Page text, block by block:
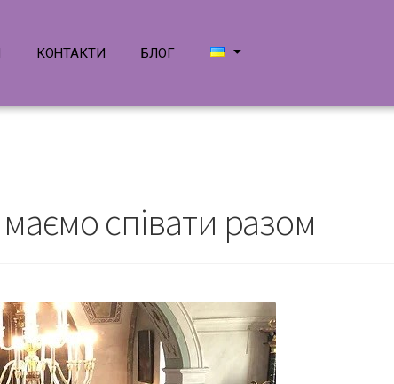
КОНТАКТИ БЛОГ
співати разом